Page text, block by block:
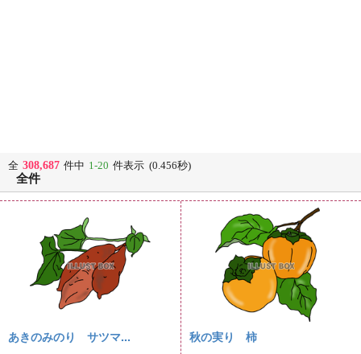
全 308,687 件中 1-20 件表示 (0.456秒)
全件
あきのみのり サツマ... 秋の実り 柿